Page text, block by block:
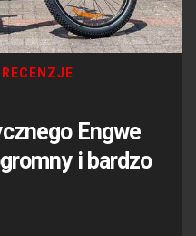
RECENZJE
Engwe
i bardzo